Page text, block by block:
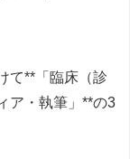
て**「臨床（診
ア・執筆」**の3